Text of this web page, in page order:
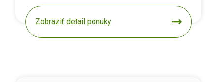
Zobraziť detail ponuky